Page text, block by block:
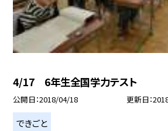
4/17 6年生全国学力テスト
公開日 2018/04/18 更新日
できごと